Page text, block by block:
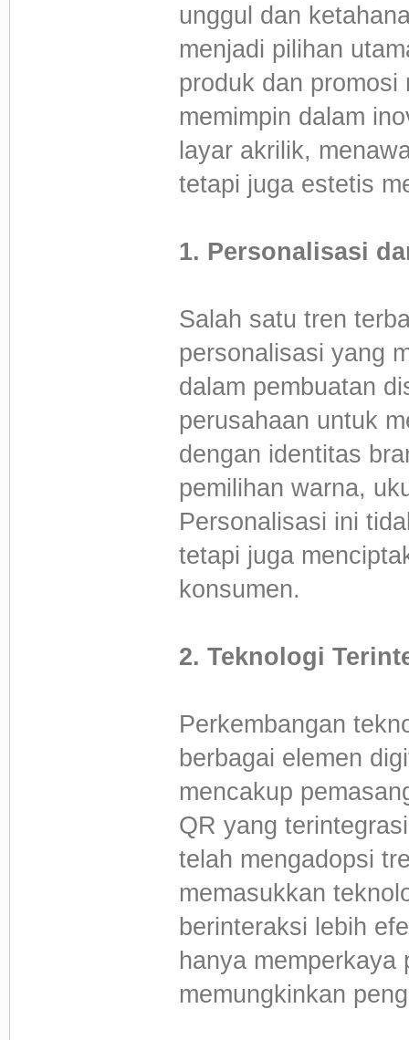
unggul dan
menjadi pilihan
produk dan
memimpin dalam
layar akrilik,
tetapi juga estetis
1. Personalisasi
Salah satu tren
personalisasi yang
dalam pembuatan
perusahaan untuk
dengan identitas
pemilihan warna,
Personalisasi ini
tetapi juga
konsumen.
2. Teknologi
Perkembangan
berbagai elemen
mencakup
QR yang
telah mengadopsi
memasukkan
berinteraksi lebih
hanya memperkaya
memungkinkan